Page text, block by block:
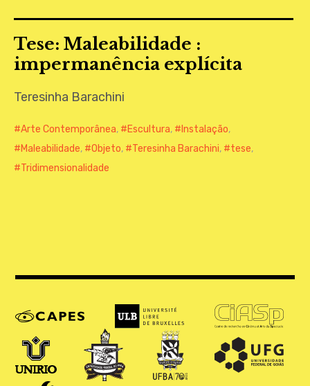
MAPEAMENTO
CONTATO
Tese: Maleabilidade :
impermanência explícita
Teresinha Barachini
Arte Contemporânea, Escultura, Instalação,
Maleabilidade, Objeto, Teresinha Barachini, tese,
Tridimensionalidade